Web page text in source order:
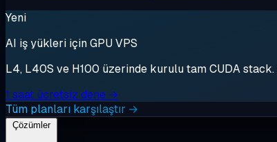
Yeni
AI iş yükleri için GPU VPS
L4, L40S ve H100 üzerinde kurulu tam CUDA
1 saat ücretsiz dene →
Tüm planları karşılaştır →
Çözümler